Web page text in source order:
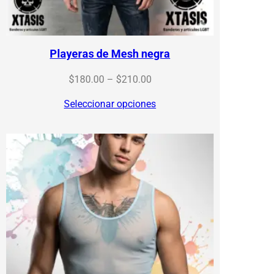
Playeras de Mesh negra
$180.00 – $210.00Price
$180.00
Seleccionar opciones